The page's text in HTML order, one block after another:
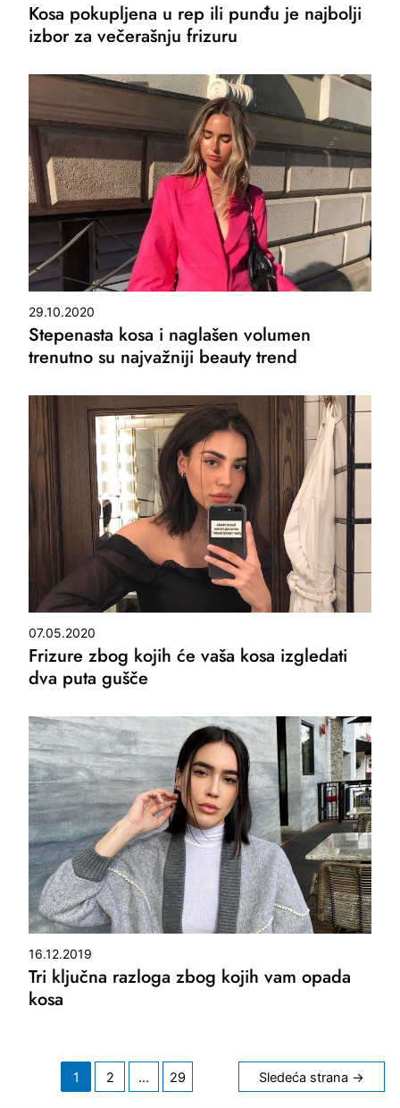
Kosa pokupljena u rep ili punđu je najbolji
izbor za večerašnju frizuru
29.10.2020
Stepenasta kosa i naglašen volumen
trenutno su najvažniji beauty trend
07.05.2020
Frizure zbog kojih će vaša kosa izgledati
dva puta gušče
16.12.2019
Tri ključna razloga zbog kojih vam opada
kosa
1 2 … 29 Sledeća strana →